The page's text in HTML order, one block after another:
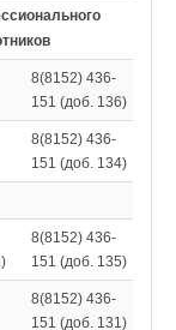
8(8152) 436-
151 (доб. 136)
8(8152) 436-
151 (доб. 134)
8(8152) 436-
151 (доб. 135)
8(8152) 436-
151 (доб. 131)